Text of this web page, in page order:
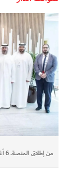
من إطلاق المنصة. 6 أغسطس 2026